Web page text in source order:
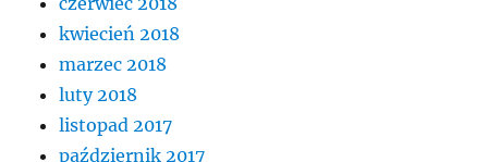
kwiecień 2018
marzec 2018
luty 2018
listopad 2017
październik 2017